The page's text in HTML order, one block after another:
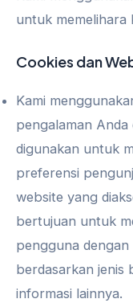
untuk memelihara
Cookies dan
Kami
pengalaman
digunakan untuk
preferensi
website yang
bertujuan untuk
pengguna
berdasarkan jenis
informasi lainnya.